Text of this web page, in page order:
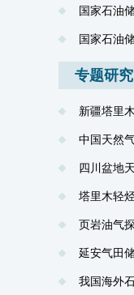
国家石油
国家石油
专题研究
新疆塔里
中国天然
四川盆地
塔里木轻
页岩油气
延安气田
我国海外